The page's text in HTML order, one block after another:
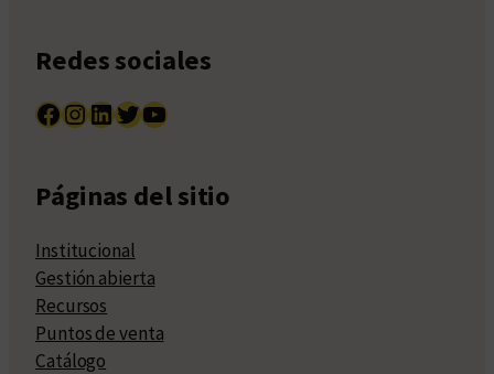
Redes sociales
Facebook InstagramLinkedIn Twitter YouTube
Páginas del sitio
Institucional
Gestión abierta
Recursos
Puntos de venta
Catálogo